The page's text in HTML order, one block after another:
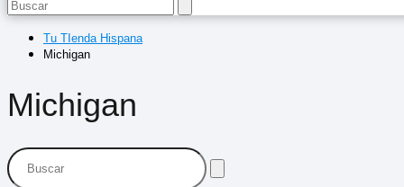
Tu TIenda Hispana
Michigan
Michigan